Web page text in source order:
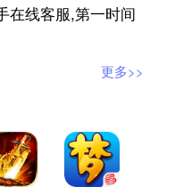
在线客服,第一时间
更多>>